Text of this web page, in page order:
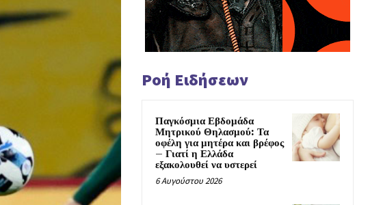
Ροή Ειδήσεων
Παγκόσμια Εβδομάδα
Μητρικού Θηλασμού: Τα
οφέλη για μητέρα και βρέφος
– Γιατί η Ελλάδα
εξακολουθεί να υστερεί
6 Αυγούστου 2026